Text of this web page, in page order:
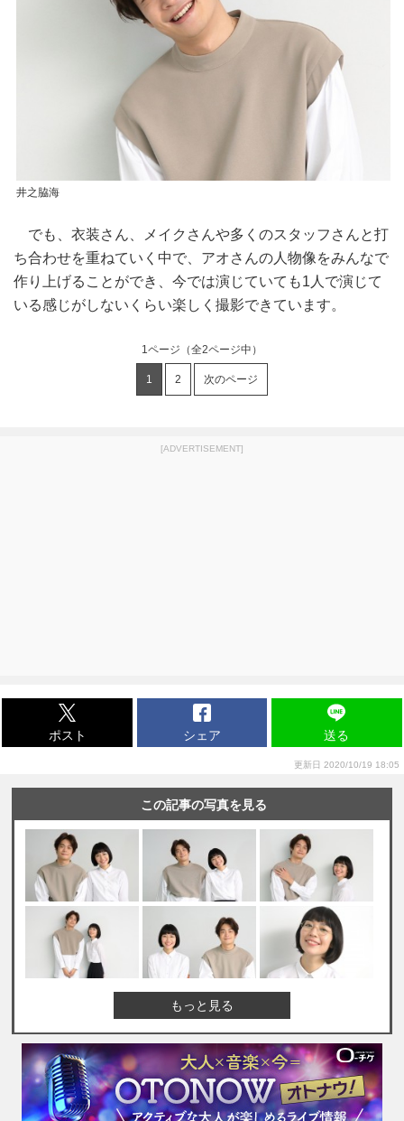
井之脇海
でも、衣装さん、メイクさんや多くのスタッフさんと打
ち合わせを重ねていく中で、アオさんの人物像をみんなで
作り上げることができ、今では演じていても1人で演じて
いる感じがしないくらい楽しく撮影できています。
1ページ （全2ページ中）
1 2 次のページ
[ADVERTISEMENT]
ポスト シェア 送る
更新日 2020/10/19 18:05
この記事の写真を見る
もっと見る